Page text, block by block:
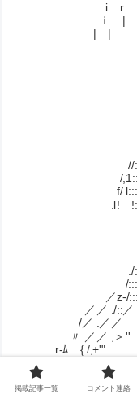
i :::r
. ｉ :::|
. | :::|
,
,.斗:‐
.／:::::/
,
./
//
/,1:::::::::
f/ l:::::::::f 了
.l!
从
|:＼
|::|:::`:ﾍ
,':::|::::::::l.
./::::j:::::::/.
/:::::/:::::/. .
／z-/:::::/‐‐
／／ ./::／ r
/／ .／／
〃 ／／ ,＞
r-ﾑ {:/,+'"
. ﾉ .／ ／
/ ./ . . . /
.{. . : : : : :
掲載記事一覧 コメント連絡